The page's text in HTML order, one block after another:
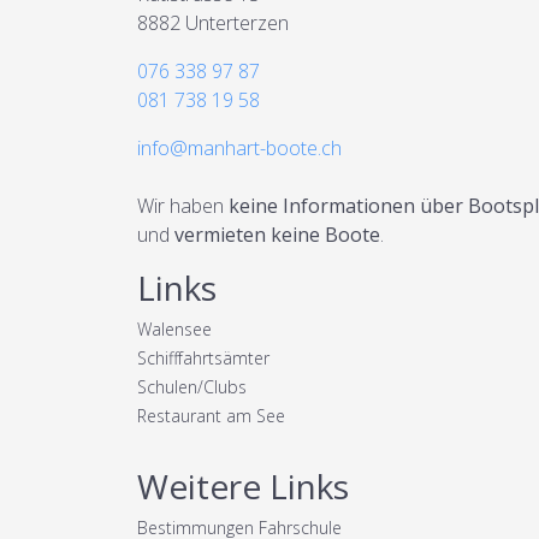
8882 Unterterzen
076 338 97 87
081 738 19 58
info@manhart-boote.ch
Wir haben keine Informationen über
und vermieten keine Boote.
Links
Walensee
Schifffahrtsämter
Schulen/Clubs
Restaurant am See
Weitere Links
Bestimmungen Fahrschule